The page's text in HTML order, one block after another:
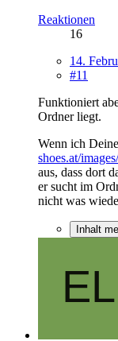
Reaktionen
16
14.
#11
Funktioniert
Ordner liegt.
Wenn ich
shoes.at/
aus, dass dort
er sucht im
nicht was
Inhalt